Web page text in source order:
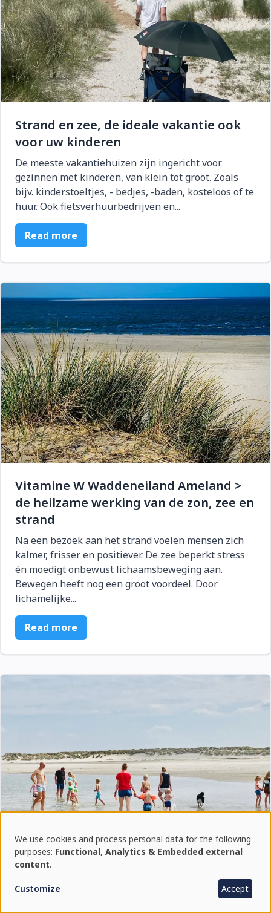
Strand en zee, de ideale vakantie ook
voor uw kinderen
De meeste vakantiehuizen zijn ingericht voor
gezinnen met kinderen, van klein tot groot. Zoals
bijv. kinderstoeltjes, - bedjes, -baden, kosteloos of te
huur. Ook fietsverhuurbedrijven en...
Read more
Vitamine W Waddeneiland Ameland >
de heilzame werking van de zon, zee en
strand
Na een bezoek aan het strand voelen mensen zich
kalmer, frisser en positiever. De zee beperkt stress
én moedigt onbewust lichaamsbeweging aan.
Bewegen heeft nog een groot voordeel. Door
lichamelijke...
Read more
Pinksteren 24 en 25 meiZomervakantie NL noord 4
Use
of
personal
We use cookies and process personal data for the following
purposes: Functional, Analytics & Embedded external
content.
Customize Accept